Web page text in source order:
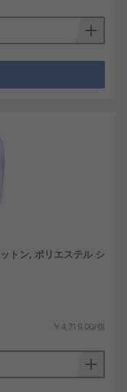
トン, ポリエステル シ
￥4,719.00/個